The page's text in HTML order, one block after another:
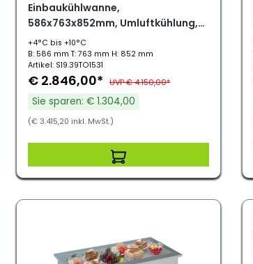
Einbaukühlwanne,
586x763x852mm, Umluftkühlung,
Armonia 64.1 Teka
+4°C bis +10°C
B: 586 mm T: 763 mm H: 852 mm
Artikel: S19.39TO1531
€ 2.846,00* UVP € 4.150,00*
Sie sparen: € 1.304,00
(€ 3.415,20 inkl. MwSt.)